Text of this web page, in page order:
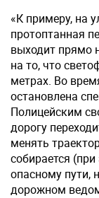
«К примеру, на
протоптанная
выходит прямо
на то, что
метрах. Во
остановлена
Полицейским
дорогу
менять
собирается
опасному пути,
дорожном